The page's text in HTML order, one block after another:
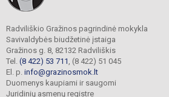
Radviliškio Gražinos pagrindinė mokykla
Savivaldybės biudžetinė įstaiga
Gražinos g. 8, 82132 Radviliškis
Tel. (8 422) 53 711 , (8 422) 51 045
El. p. info@grazinosmok.lt
Duomenys kaupiami ir saugomi
Juridinių asmenų registre